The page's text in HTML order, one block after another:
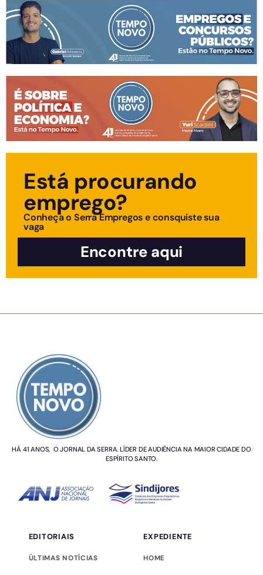
Está procurando
emprego?
Conheça o Serra Empregos e consquiste sua
vaga
Encontre aqui
HÁ 41 ANOS, O JORNAL DA SERRA. LÍDER DE AUDIÊNCIA NA MAIOR CIDADE DO
ESPÍRITO SANTO.
EDITORIAIS
ÚLTIMAS NOTÍCIAS
EXPEDIENTE
HOME